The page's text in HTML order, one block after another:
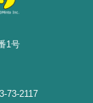
1号
73-2117